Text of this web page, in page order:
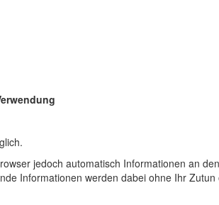
jedoch automatisch Informationen an
Informationen werden dabei ohne Ihr